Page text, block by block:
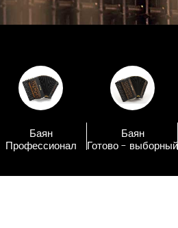
Баян
Профессионал
Баян
Готово - выборный